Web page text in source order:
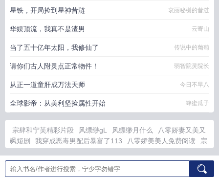
星铁，开局捡到星神昔涟 哀丽秘榭的昔涟
华娱顶流，我真不是渣男 云寄山
当了五十亿年太阳，我修仙了 传说中的葡萄
请你们古人附灵点正常物件！ 弱智院灵院长
从正一道童肝成万法天师 今日不早八
全球影帝：从美利坚捡属性开始 蜂蜜瓜子
宗肆和宁芙精彩片段 风缥缈gL 风缥缈月什么
八零娇妻又美又
飒短剧
我穿成恶毒男配后暴富了113 八零娇美美人免费阅读
宗
科
周乾坤现在担任什么职务 罗鹏飞楚向蓉全集
罗鹏飞楚向蓉免
费阅读
七零反派 穿书之我成恶毒男配啦全文番外 陈长生免费阅